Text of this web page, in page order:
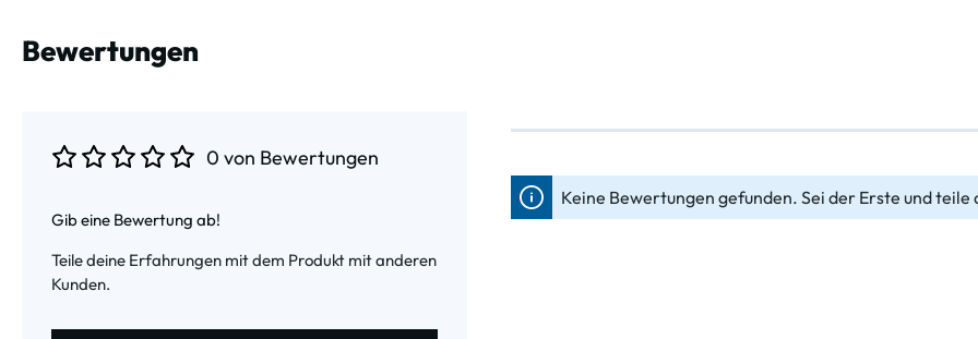
Bewertungen
0 von Bewertungen
Gib eine Bewertung ab!
Teile deine Erfahrungen mit dem Produkt mit anderen
Kunden.
Keine Bewertungen gefunden. Sei der Erste und